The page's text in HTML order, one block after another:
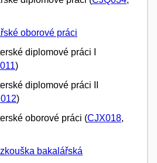
oborové práci
diplomové práci I
)
diplomové práci II
)
oborové práci (CJX018,
bakalářská